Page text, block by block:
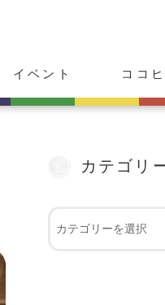
イベント
受付中
受付終了
ココ
カテゴリ